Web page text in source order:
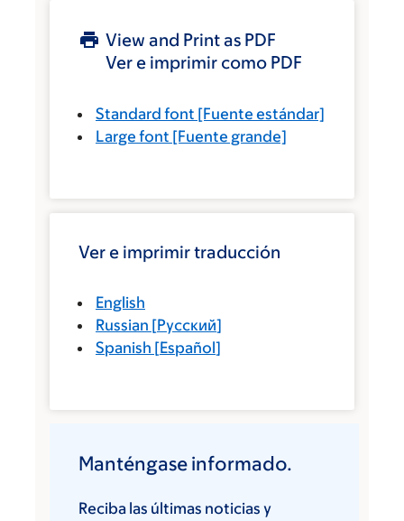
View and Print as PDF
Ver e imprimir como PDF
Standard font [Fuente estándar]
Large font [Fuente grande]
Ver e imprimir traducción
English
Russian [Русский]
Spanish [Español]
Manténgase informado.
Reciba las últimas noticias y